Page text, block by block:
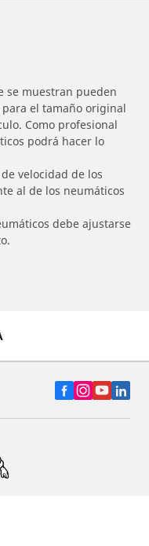
se muestran pueden
el tamaño original
Como profesional
podrá hacer lo
velocidad de los
al de los neumáticos
debe ajustarse